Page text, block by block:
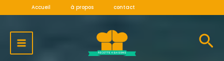
contenu
Accueil à propos contact
MENU